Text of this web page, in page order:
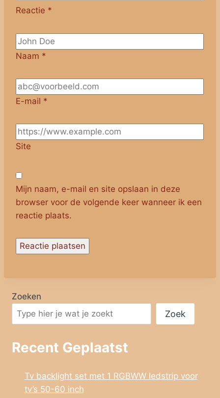
Reactie *
Naam *
E-mail *
Site
Mijn naam, e-mail en site opslaan in deze
browser voor de volgende keer wanneer ik een
reactie plaats.
Zoeken
Zoek
Recent Geplaatst
Tv backlight set met 1 RGBWW ledstrip voor
tv’s 50-60 inch